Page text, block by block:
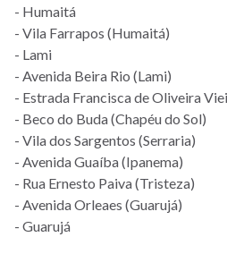
- Humaitá
- Vila Farrapos (Humaitá)
- Lami
- Avenida Beira Rio (Lami)
- Estrada Francisca de Oliveira
- Beco do Buda (Chapéu do Sol)
- Vila dos Sargentos (Serraria)
- Avenida Guaíba (Ipanema)
- Rua Ernesto Paiva (Tristeza)
- Avenida Orleaes (Guarujá)
- Guarujá